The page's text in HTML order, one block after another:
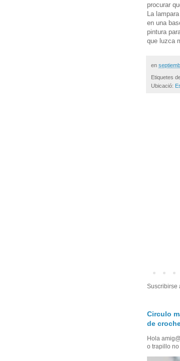
procurar
La
en una
pintura
que luzca
en
Etiquetes
Ubicació:
Suscribirse
Circulo
de
Hola
o trapillo